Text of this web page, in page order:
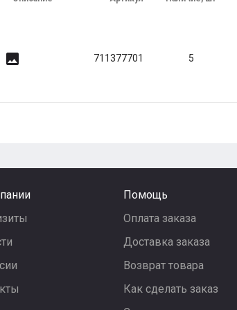
image 711377701 5
Помощь
Оплата заказа
Доставка заказа
Возврат товара
Как сделать заказ